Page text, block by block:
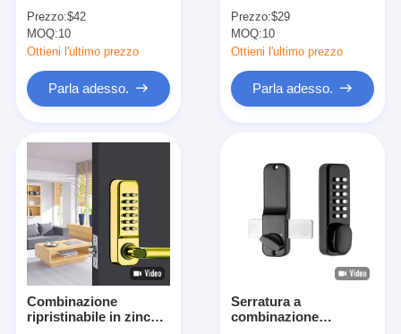
facile da usare
Prezzo:$42
MOQ:10
Ottieni l'ultimo prezzo
Parla adesso.
142 x 42 x 26 millimetri
Prezzo:$29
MOQ:10
Ottieni l'ultimo prezzo
Parla adesso.
Combinazione
ripristinabile in zinco
Serratura a
combinazione